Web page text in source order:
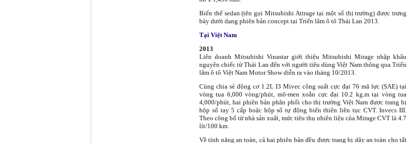
Biến thể sedan (tên gọi Mitsubishi Attrage tại một số thị trường) được trưng
bày dưới dạng phiên bản concept tại Triển lãm ô tô Thái Lan 2013.
Tại Việt Nam
2013
Liên doanh Mitsubishi Vinastar giới thiệu Mitsubishi Mirage nhập khẩu
nguyên chiếc từ Thái Lan đến với người tiêu dùng Việt Nam thông qua Triển
lãm ô tô Việt Nam Motor Show diễn ra vào tháng 10/2013.
Cùng chia sẻ động cơ 1.2L I3 Mivec công suất cực đại 76 mã lực (SAE) tại
vòng tua 6,000 vòng/phút, mô-men xoắn cực đại 10.2 kg.m tại vòng tua
4,000/phút, hai phiên bản phân phối cho thị trường Việt Nam được trang bị
hộp số tay 5 cấp hoặc hộp số tự động biến thiên liên tục CVT. Invecs III.
Theo công bố từ nhà sản xuất, mức tiêu thụ nhiên liệu của Mirage CVT là 4.7
lít/100 km.
Về tính năng an toàn, cả hai phiên bản đều được trang bị dây an toàn cho tất